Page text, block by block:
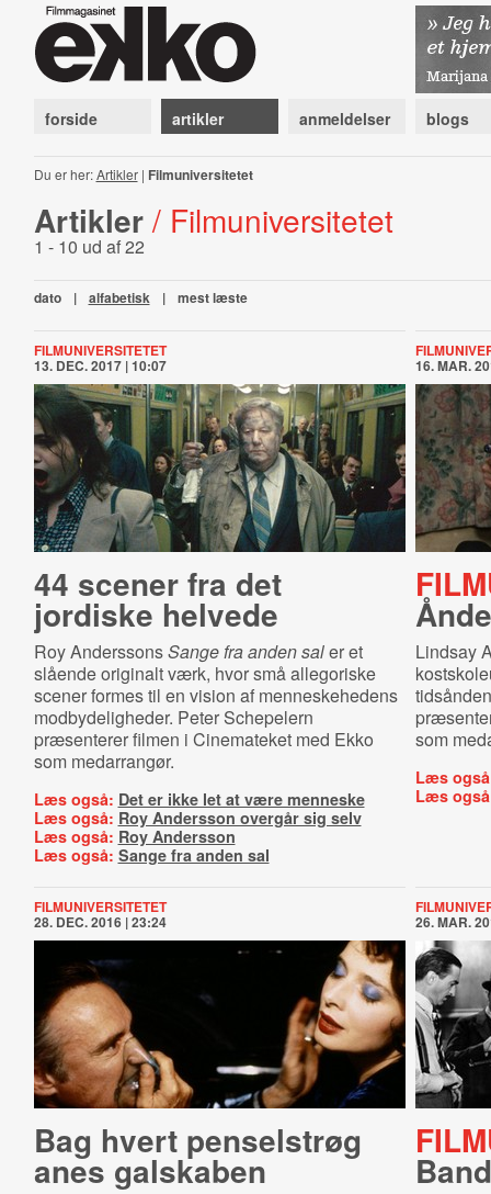
forside artikler anmeldelser blogs
Du er her:Artikler| Filmuniversitetet
Artikler / Filmuniversitetet
1 - 10 ud af 22
dato | alfabetisk | mest læste
FILMUNIVERSITETET
13. DEC. 2017 | 10:07
44 scener fra det
jordiske helvede
Roy AnderssonsSange fra anden saler et
slående originalt værk, hvor små allegoriske
scener formes til en vision af menneskehedens
modbydeligheder. Peter Schepelern
præsenterer filmen i Cinemateket med Ekko
som medarrangør.
Læs også: Det er ikke let at være menneske
Læs også: Roy Andersson overgår sig selv
Læs også: Roy Andersson
Læs også: Sange fra anden sal
16. MAR.
Lindsay
som
Læs
Læs
FILMUNIVERSITETET
28. DEC. 2016 | 23:24
Bag hvert penselstrøg
anes galskaben
26. MAR.